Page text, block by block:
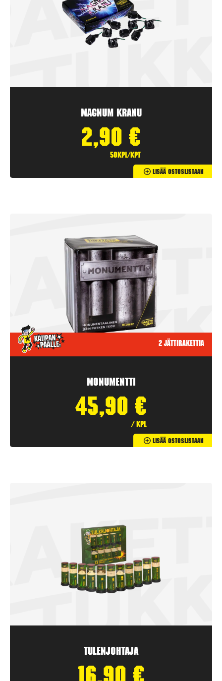
Magnum Kranu
2,90 €
50kpl/kpt
Lisää Ostoslistaan
2 jättirakettia
Monumentti
45,90 €
/ kpl
Lisää Ostoslistaan
Tulenjohtaja